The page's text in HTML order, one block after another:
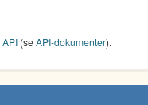
API (seAPI-dokumenter).